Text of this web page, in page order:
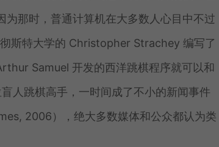
那时，普通计算机在大多数人心目中不过
斯特大学的 Christopher Strachey 编写了
Samuel 开发的西洋跳棋程序就可以和
人跳棋高手，一时间成了不小的新闻事件
2006），绝大多数媒体和公众都认为类